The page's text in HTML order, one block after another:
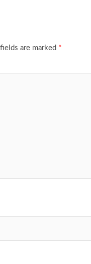
are marked *